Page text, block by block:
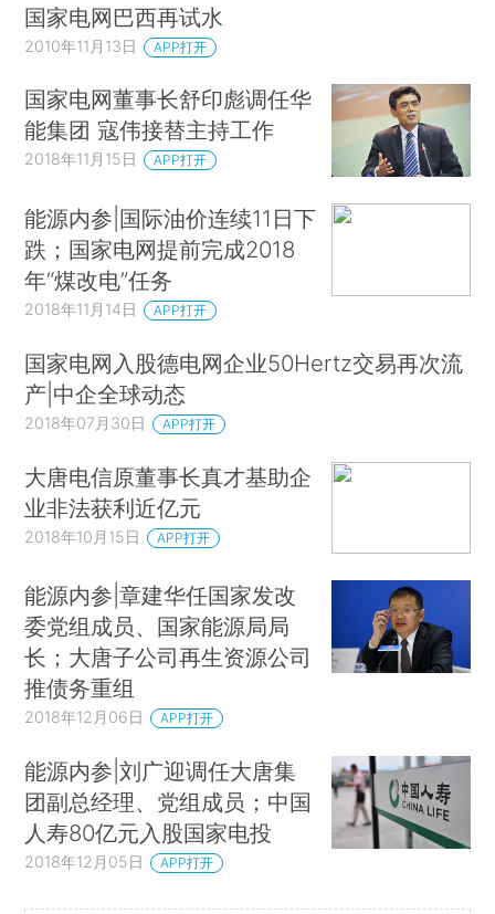
国家电网巴西再试水
2010年11月13日 APP打开
国家电网董事长舒印彪调任华
能集团 寇伟接替主持工作
2018年11月15日 APP打开
能源内参|国际油价连续11日下
跌；国家电网提前完成2018
年“煤改电”任务
2018年11月14日 APP打开
国家电网入股德电网企业50Hertz交易再次流
产|中企全球动态
2018年07月30日 APP打开
大唐电信原董事长真才基助企
业非法获利近亿元
2018年10月15日 APP打开
能源内参|章建华任国家发改
委党组成员、国家能源局局
长；大唐子公司再生资源公司
推债务重组
2018年12月06日 APP打开
能源内参|刘广迎调任大唐集
团副总经理、党组成员；中国
人寿80亿元入股国家电投
2018年12月05日 APP打开